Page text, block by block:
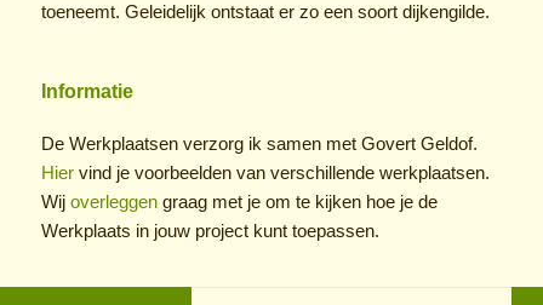
toeneemt. Geleidelijk ontstaat er zo een soort dijkengilde.
Informatie
De Werkplaatsen verzorg ik samen met Govert Geldof.
Hiervind je voorbeelden van verschillende werkplaatsen.
Wijoverleggengraag met je om te kijken hoe je de
Werkplaats in jouw project kunt toepassen.